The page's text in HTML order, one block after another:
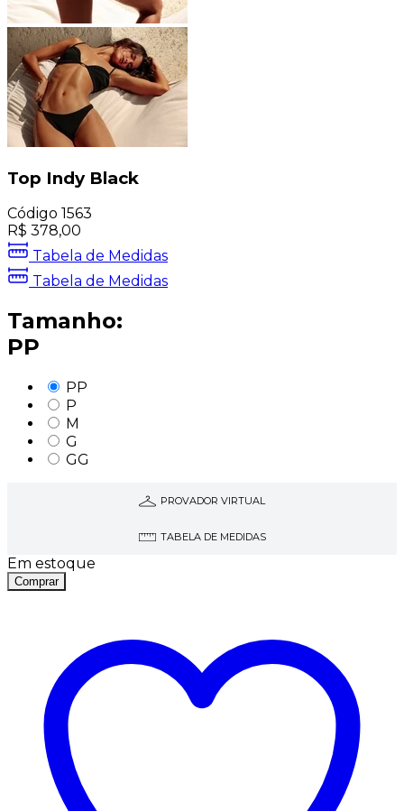
Top Indy Black
Código 1563
R$ 378,00
Tabela de Medidas
Tabela de Medidas
Tamanho:
PP
PP
P
M
G
GG
PROVADOR VIRTUAL
TABELA DE MEDIDAS
Em estoque
Comprar